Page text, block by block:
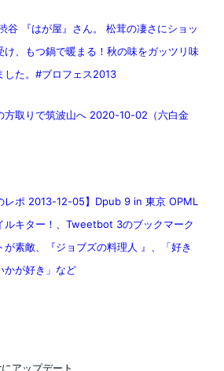
谷 『はが屋』さん。 松茸の凄さにショッ
け、もつ鍋で暖まる！秋の味をガッツリ味
した。#ブロフェス2013
方取りで筑波山へ 2020-10-02（六白金
レポ 2013-12-05】Dpub 9 in 東京 OPML
ルキター！、Tweetbot 3のブックマーク
が素敵、『ジョブズの料理人 』、「好き
かが好き」など
アップデート